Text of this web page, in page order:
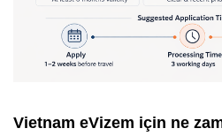
Vietnam eVizem için ne